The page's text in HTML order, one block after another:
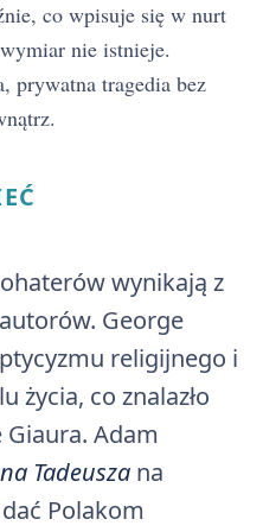
co wpisuje się w nurt
nie istnieje.
prywatna tragedia bez
wynikają z
George
religijnego i
życia, co znalazło
Adam
Tadeusza na
Polakom